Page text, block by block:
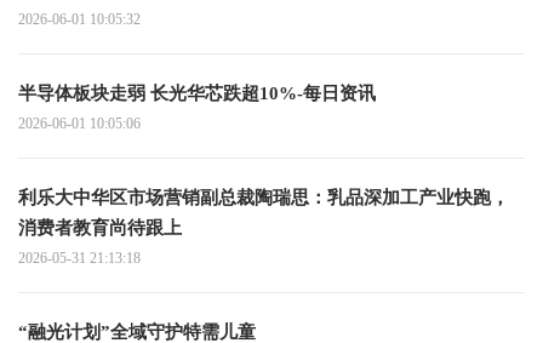
2026-06-01 10:05:32
半导体板块走弱 长光华芯跌超10%-每日资讯
2026-06-01 10:05:06
利乐大中华区市场营销副总裁陶瑞思：乳品深加工产业快跑，
消费者教育尚待跟上
2026-05-31 21:13:18
“融光计划”全域守护特需儿童